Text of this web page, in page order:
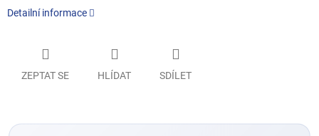
Detailní informace
ZEPTAT SE HLÍDAT SDÍLET